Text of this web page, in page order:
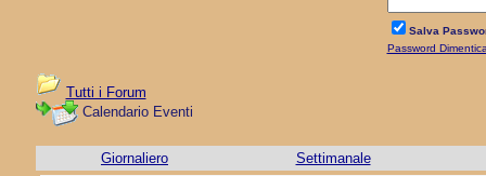
Salva
Password
Tutti i Forum
Calendario Eventi
Giornaliero Settimanale